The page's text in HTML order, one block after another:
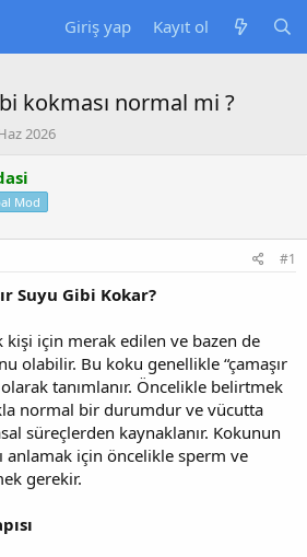
Giriş yap Kayıt ol
kokması normal mi ?
2026
Mod
#1
Suyu Gibi Kokar?
kişi için merak edilen ve bazen de
olabilir. Bu koku genellikle “çamaşır
tanımlanır. Öncelikle belirtmek
normal bir durumdur ve vücutta
süreçlerden kaynaklanır. Kokunun
anlamak için öncelikle sperm ve
gerekir.